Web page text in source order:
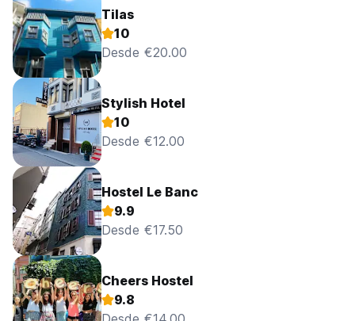
Tilas
10
Desde €20.00
Stylish Hotel
10
Desde €12.00
Hostel Le Banc
9.9
Desde €17.50
Cheers Hostel
9.8